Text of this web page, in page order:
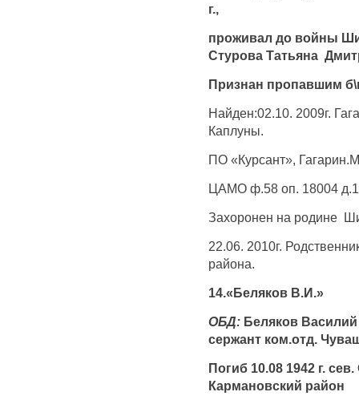
г.,
проживал до войны
Стурова Татьяна
Признан пропавшим
Найден:02.10. 2009г.
Каплуны.
ПО «Курсант»,
ЦАМО ф.58 оп. 18004
Захоронен на родине
22.06. 2010г.
района.
14.«Беляков В.И.»
ОБД: Беляков
сержант ком.отд.
Погиб 10.08 1942 г.
Кармановский район